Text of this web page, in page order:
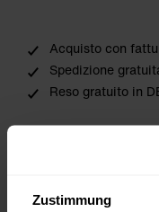
Zustimmung
Acquisto con
Spedizione
Reso gratuito in